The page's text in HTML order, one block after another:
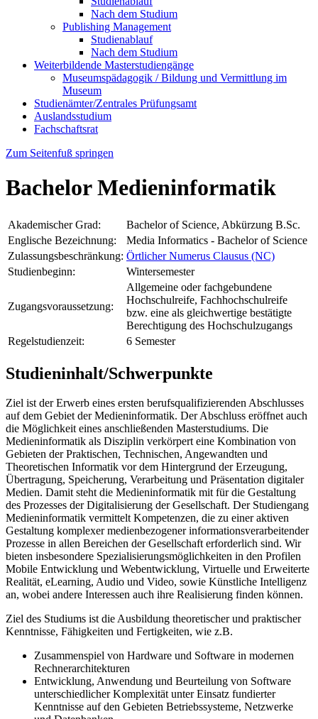
Nach dem Studium
Publishing Management
Studienablauf
Nach dem Studium
Weiterbildende Masterstudiengänge
Museumspädagogik / Bildung und Vermittlung im
Museum
Studienämter/Zentrales Prüfungsamt
Auslandsstudium
Fachschaftsrat
Zum Seitenfuß springen
Bachelor Medieninformatik
Akademischer Grad:
Bachelor of Science, Abkürzung B.Sc.
Englische Bezeichnung:
Media Informatics - Bachelor of Science
Zulassungsbeschränkung: Örtlicher Numerus Clausus (NC)
Studienbeginn:
Wintersemester
Zugangsvoraussetzung:
Allgemeine oder fachgebundene
Hochschulreife, Fachhochschulreife
bzw. eine als gleichwertige bestätigte
Berechtigung des Hochschulzugangs
Regelstudienzeit:
6 Semester
Studieninhalt/Schwerpunkte
Ziel ist der Erwerb eines ersten berufsqualifizierenden Abschlusses
auf dem Gebiet der Medieninformatik. Der Abschluss eröffnet auch
die Möglichkeit eines anschließenden Masterstudiums. Die
Medieninformatik als Disziplin verkörpert eine Kombination von
Gebieten der Praktischen, Technischen, Angewandten und
Theoretischen Informatik vor dem Hintergrund der Erzeugung,
Übertragung, Speicherung, Verarbeitung und Präsentation digitaler
Medien. Damit steht die Medieninformatik mit für die Gestaltung
des Prozesses der Digitalisierung der Gesellschaft. Der Studiengang
Medieninformatik vermittelt Kompetenzen, die zu einer aktiven
Gestaltung komplexer medienbezogener informationsverarbeitender
Prozesse in allen Bereichen der Gesellschaft erforderlich sind. Wir
bieten insbesondere Spezialisierungsmöglichkeiten in den Profilen
Mobile Entwicklung und Webentwicklung, Virtuelle und Erweiterte
Realität, eLearning, Audio und Video, sowie Künstliche Intelligenz
an, wobei andere Interessen auch ihre Realisierung finden können.
Ziel des Studiums ist die Ausbildung theoretischer und praktischer
Kenntnisse, Fähigkeiten und Fertigkeiten, wie z.B.
Zusammenspiel von Hardware und Software in modernen
Rechnerarchitekturen
Entwicklung, Anwendung und Beurteilung von Software
unterschiedlicher Komplexität unter Einsatz fundierter
Kenntnisse auf den Gebieten Betriebssysteme, Netzwerke